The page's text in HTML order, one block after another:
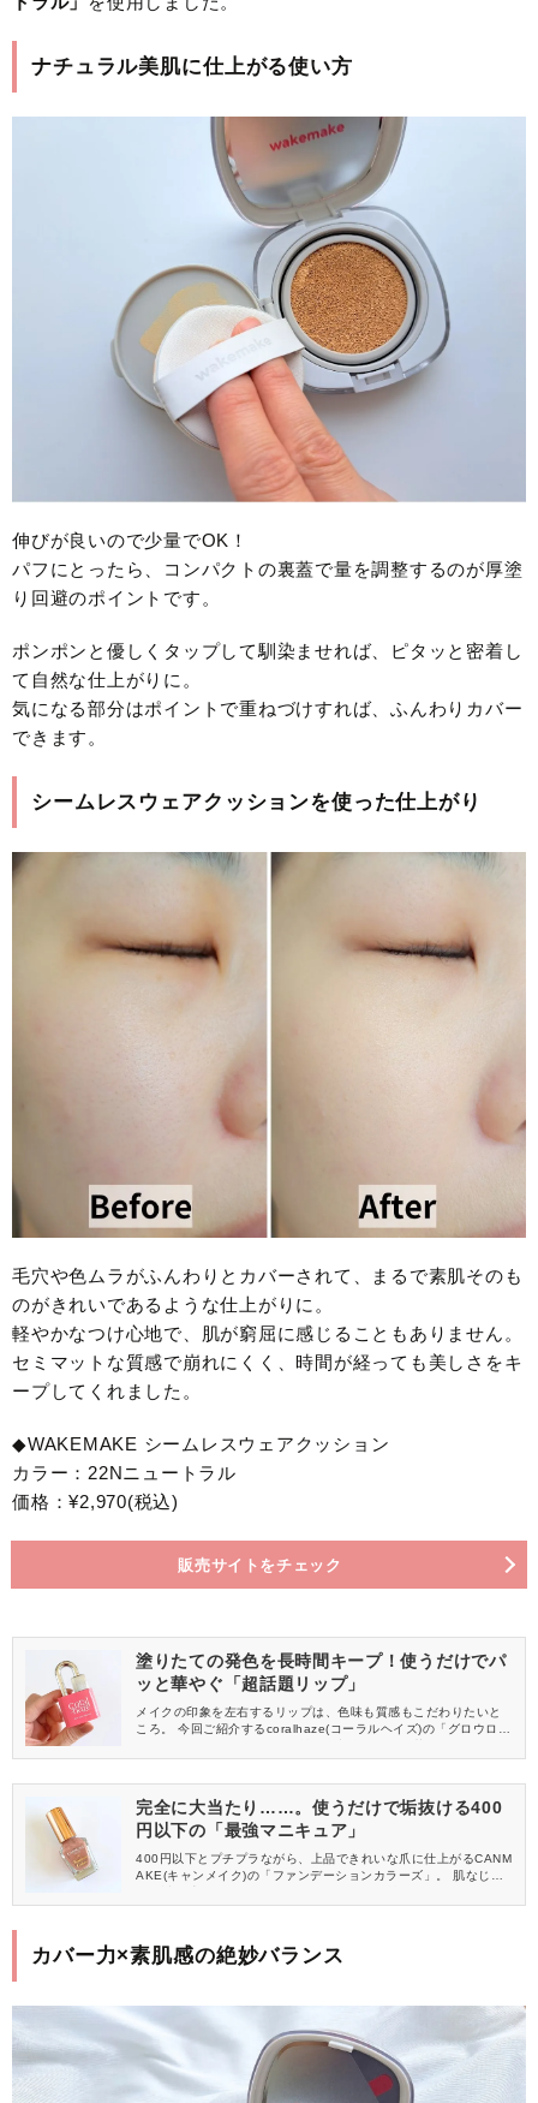
ナチュラル美肌に仕上がる使い方
伸びが良いので少量でOK！
パフにとったら、コンパクトの裏蓋で量を調整するのが厚塗
り回避のポイントです。
ポンポンと優しくタップして馴染ませれば、ピタッと密着し
て自然な仕上がりに。
気になる部分はポイントで重ねづけすれば、ふんわりカバー
できます。
シームレスウェアクッションを使った仕上がり
毛穴や色ムラがふんわりとカバーされて、まるで素肌そのも
のがきれいであるような仕上がりに。
軽やかなつけ心地で、肌が窮屈に感じることもありません。
セミマットな質感で崩れにくく、時間が経っても美しさをキ
ープしてくれました。
◆WAKEMAKE シームレスウェアクッション
カラー：22Nニュートラル
価格：¥2,970(税込)
販売サイトをチェック
塗りたての発色を長時間キープ！使うだけでパ
ッと華やぐ「超話題リップ」
メイクの印象を左右するリップは、色味も質感もこだわりたいと
ころ。 今回ご紹介するcoralhaze(コーラルヘイズ)の「グロウロッ
ヤ唇に仕上がる話題のアイテム。 明るくなじみのいい人気のピン
完全に大当たり……。使うだけで垢抜ける400
円以下の「最強マニキュア」
400円以下とプチプラながら、上品できれいな爪に仕上がるCANM
AKE(キャンメイク)の「ファンデーションカラーズ」。 肌なじみ
アイテムです。 今回は、甘すぎず大人っぽいカラーで、きちんと
カバー力×素肌感の絶妙バランス